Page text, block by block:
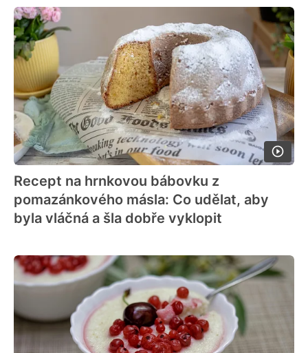
Recept na hrnkovou bábovku z
pomazánkového másla: Co udělat, aby
byla vláčná a šla dobře vyklopit